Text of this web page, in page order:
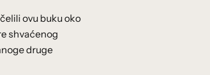
ovu buku oko
shvaćenog
druge